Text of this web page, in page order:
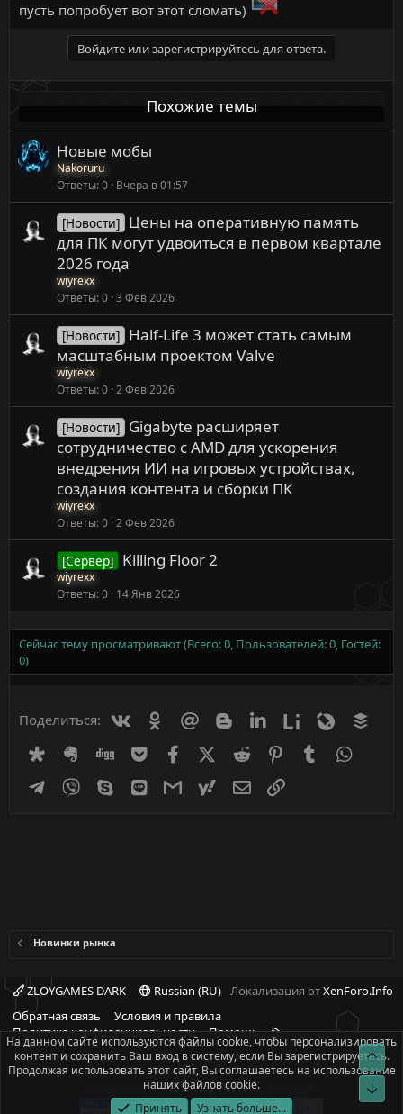
пусть попробует вот этот сломать)
Войдите или зарегистрируйтесь для ответа.
Похожие темы
Новые мобы
Nakoruru
Ответы 0 Вчера в 01:57
[Новости] Цены на оперативную память
для ПК могут удвоиться в первом квартале
2026 года
wiyrexx
Ответы 0 3 Фев 2026
[Новости] Half-Life 3 может стать самым
масштабным проектом Valve
wiyrexx
Ответы 0 2 Фев 2026
[Новости] Gigabyte расширяет
сотрудничество с AMD для ускорения
внедрения ИИ на игровых устройствах,
создания контента и сборки ПК
wiyrexx
Ответы 0 2 Фев 2026
[Сервер] Killing Floor 2
wiyrexx
Ответы 0 14 Янв 2026
Сейчас тему просматривают (Всего: 0, Пользователей: 0, Гостей:
0)
Поделиться: ВконтактеОдноклассники
Mail.ru BloggerLinkedinLiveinternet
Livejournal
DiasporaEvernoteDigg GetpocketFacebookX (Twitter)
Reddit PinterestTumblr
Telegram
Viber Skype Line GmailyahoomailЭлектронная почта
Новинки рынка
ZLOYGAMES DARK Russian (RU) Локализация отXenForo.Info
Обратная связь
Условия и правила
Политика конфиденциальности
Помощь
R
S
S
При полном или частичном использовании материалов сайта -
ссылка на источник обязательна!
Copyright © 2008-2026, ZLOYGAMES.COM
На данном сайте используются файлы cookie, чтобы персонализировать
контент и сохранить Ваш вход в систему, если Вы зарегистрируетесь.
Продолжая использовать этот сайт, Вы соглашаетесь на использование
наших файлов cookie.
Принять
Узнать больше...